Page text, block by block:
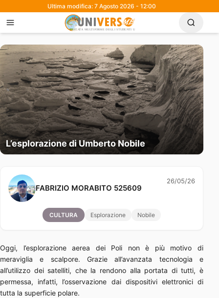
Ultima modifica: 7 Agosto 2026 - 12:00
L’esplorazione di Umberto Nobile
FABRIZIO MORABITO 525609
26/05/26
CULTURA Esplorazione Nobile
Oggi, l’esplorazione aerea dei Poli non è più motivo di
meraviglia e scalpore. Grazie all’avanzata tecnologia e
all’utilizzo dei satelliti, che la rendono alla portata di tutti, è
permessa, infatti, l’osservazione dai dispositivi elettronici di
tutta la superficie polare.